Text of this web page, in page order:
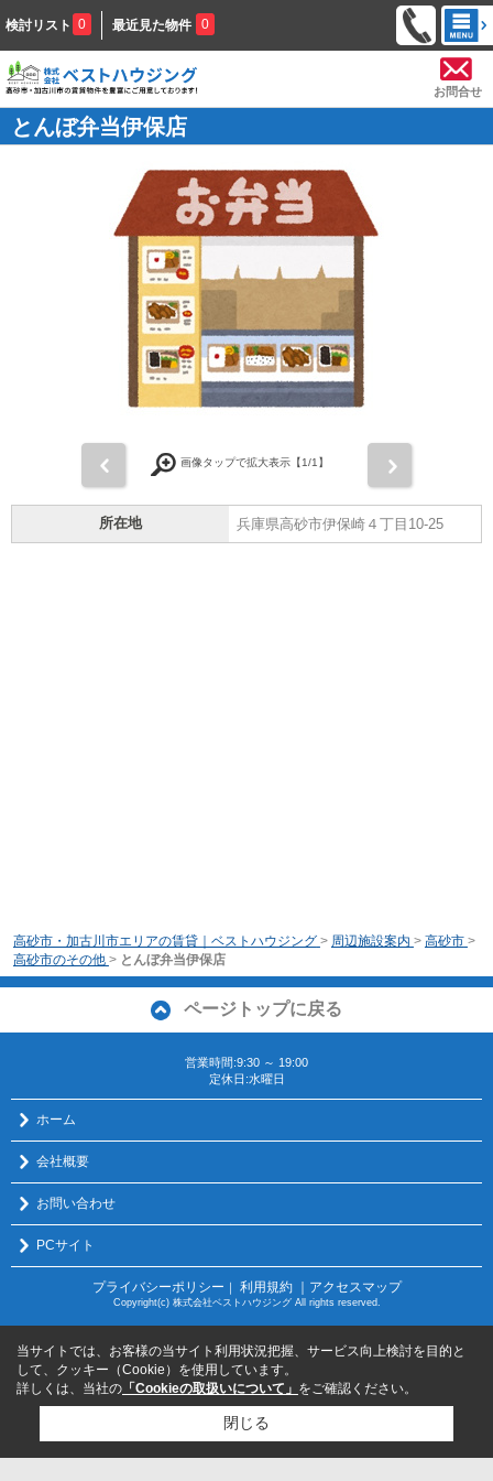
検討リスト 0 最近見た物件 0
お問合せ
とんぼ弁当伊保店
画像タップで拡大表示【1/1】
所在地 兵庫県高砂市伊保崎４丁目10-25
高砂市・加古川市エリアの賃貸｜ベストハウジング > 周辺施設案内 > 高砂市 >
高砂市のその他 > とんぼ弁当伊保店
ページトップに戻る
営業時間:9:30 ～ 19:00
定休日:水曜日
ホーム
会社概要
お問い合わせ
PCサイト
プライバシーポリシー ｜ 利用規約 ｜アクセスマップ
Copyright(c) 株式会社ベストハウジング All rights reserved.
当サイトでは、お客様の当サイト利用状況把握、サービス向上検討を目的と
して、クッキー（Cookie）を使用しています。
詳しくは、当社の 「Cookieの取扱いについて」 をご確認ください。
閉じる